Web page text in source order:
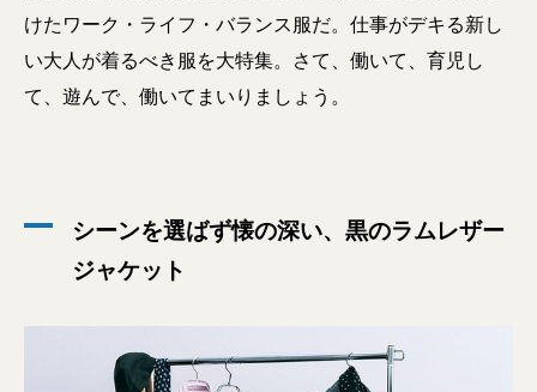
けたワーク・ライフ・バランス服だ。仕事がデキる新し
い大人が着るべき服を大特集。さて、働いて、育児し
て、遊んで、働いてまいりましょう。
シーンを選ばず懐の深い、黒のラムレザー
ジャケット